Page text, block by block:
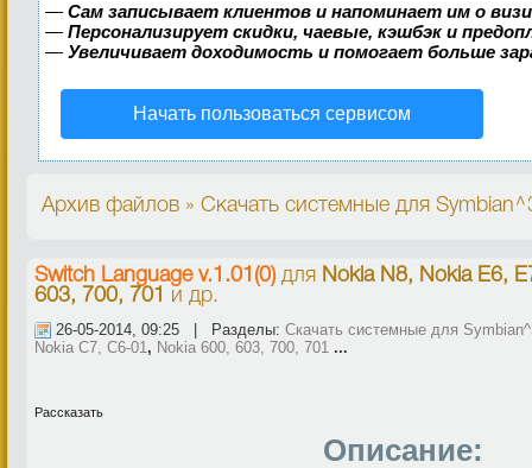
— Сам записывает клиентов и напоминает им о
— Персонализирует скидки, чаевые, кэшбэк и
— Увеличивает доходимость и помогает больше
Начать пользоваться сервисом
Архив файлов » Скачать системные для
Switch Language v.1.01(0)для Nokia N8, Nokia E6,
603, 700, 701
и др.
26-05-2014, 09:25 | Разделы: Скачать системные для
Nokia C7, C6-01, Nokia 600, 603, 700, 701 ...
Рассказать
Описание: